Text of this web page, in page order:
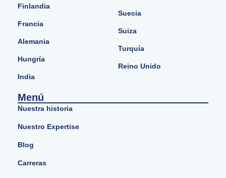
Finlandia
Francia
Alemania
Hungría
India
Suecia
Suiza
Turquía
Reino Unido
Menú
Nuestra historia
Nuestro Expertise
Blog
Carreras